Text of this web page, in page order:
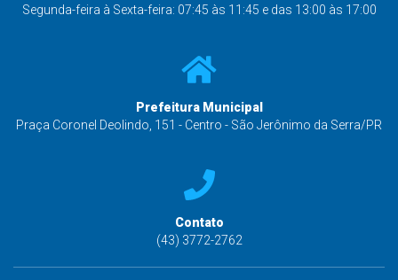
Segunda-feira à Sexta-feira: 07:45 às 11:45 e das 13:00 às 17:00
Prefeitura Municipal
Praça Coronel Deolindo, 151 - Centro - São Jerônimo da Serra/PR
Contato
(43) 3772-2762